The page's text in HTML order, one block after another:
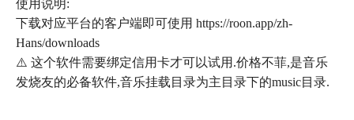
使用说明:
下载对应平台的客户端即可使用 https://roon.app/zh-
Hans/downloads
⚠️ 这个软件需要绑定信用卡才可以试用.价格不菲,是音乐
发烧友的必备软件,音乐挂载目录为主目录下的music目录.